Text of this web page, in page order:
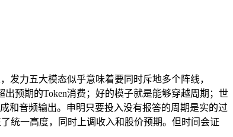
力五大模态似乎意味着要同时斥地多个阵线，
预期的Token消费；好的模子就是能够穿越周期；世
和音频输出。申明只要投入没有报答的周期是实的过
统一高度，同时上调收入和股价预期。但时间会证